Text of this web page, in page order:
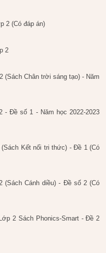
2 (Có đáp án)
2
(Sách Chân trời sáng tạo) - Năm
Đề số 1 - Năm học 2022-2023
Kết nối tri thức) - Đề 1 (Có
Cánh diều) - Đề số 2 (Có
2 Sách Phonics-Smart - Đề 2